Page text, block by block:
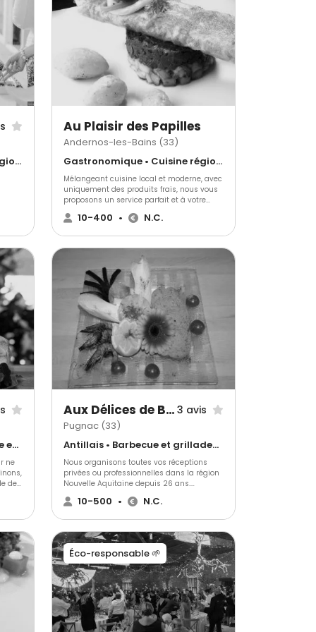
Gastronomique • Cuisine régionale • Barbecue et grillades
Au Plaisir des Papilles
Andernos-les-Bains (33)
Gastronomique • Cuisine régionale • Français Traditionnel
Mélangeant cuisine local et moderne, avec
uniquement des produits frais, nous vous
proposons un service parfait et à votre
image. Tous nos employés sera à votre
disposition, vous pourrez profiter de leur
qualité et un service irréprochable.
10-400 • N.C.
Cuisine régionale • Barbecue et grillades • Français Traditionnel
ne
des
du
Aux Délices de Benjamin 3 avis
Pugnac (33)
Antillais • Barbecue et grillades • Gastronomique
Nous organisons toutes vos réceptions
privées ou professionnelles dans la région
Nouvelle Aquitaine depuis 26 ans.
Expérimentés et passionnée, nous vous
proposant de réaliser vos plats, nous
qualité et saisonniers. Nous nous
adapterons à vos envies.
10-500 • N.C.
Éco-responsable 🌱